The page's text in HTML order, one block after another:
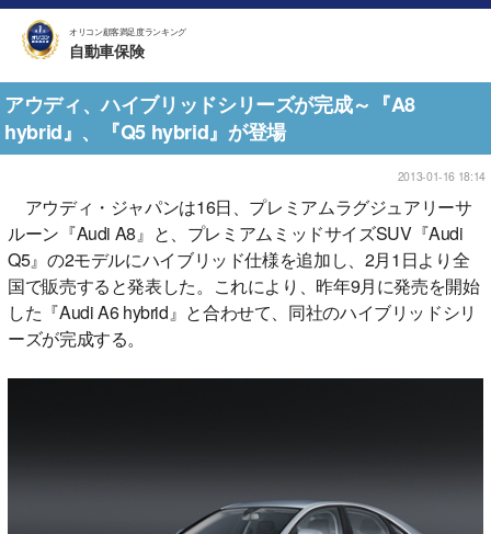
オリコン顧客満足度ランキング
自動車保険
アウディ、ハイブリッドシリーズが完成～『A8
hybrid』、『Q5 hybrid』が登場
2013-01-16 18:14
アウディ・ジャパンは16日、プレミアムラグジュアリーサ
ルーン『Audi A8』と、プレミアムミッドサイズSUV『Audi
Q5』の2モデルにハイブリッド仕様を追加し、2月1日より全
国で販売すると発表した。これにより、昨年9月に発売を開始
した『Audi A6 hybrid』と合わせて、同社のハイブリッドシリ
ーズが完成する。